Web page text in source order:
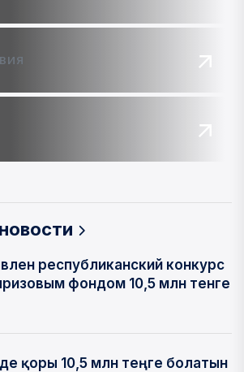
республиканский конкурс
фондом 10,5 млн тенге
қоры 10,5 млн теңге болатын